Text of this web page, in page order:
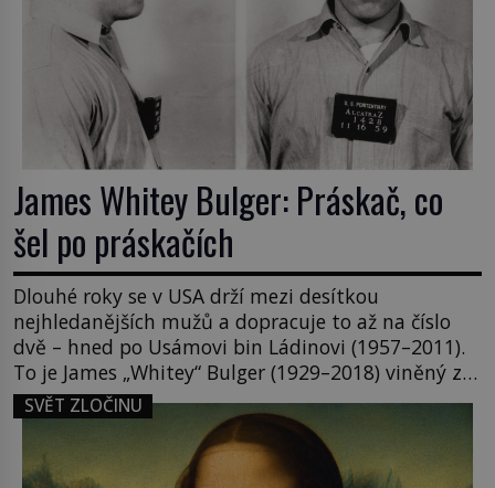
James Whitey Bulger: Práskač, co
šel po práskačích
Dlouhé roky se v USA drží mezi desítkou
nejhledanějších mužů a dopracuje to až na číslo
dvě – hned po Usámovi bin Ládinovi (1957–2011).
To je James „Whitey“ Bulger (1929–2018) viněný ze
spoluúčasti na 19 vraždách, vydírání a lichvy. A
samozřejmě, krom toho je ještě drogový dealer,
který neváhá odstranit z cesty všechny práskače,
zatímco […]
SVĚT ZLOČINU